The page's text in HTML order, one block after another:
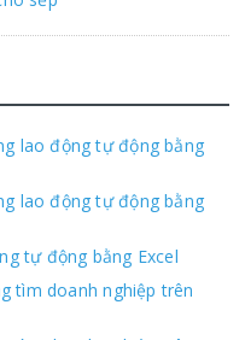
lao động tự động bằng
lao động tự động bằng
tự động bằng Excel
tìm doanh nghiệp trên